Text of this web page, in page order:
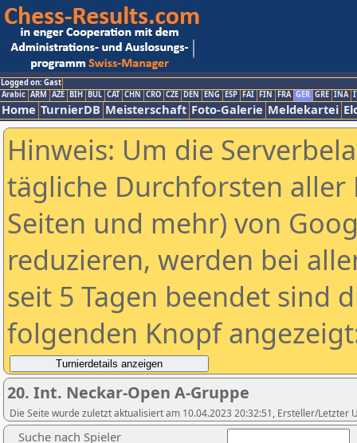
Logged on: Gast
Arabic ARM AZE BIH BUL CAT CHN CRO CZE DEN ENG ESP FAI FIN FRA GER GRE INA
Home TurnierDB Meisterschaft Foto-Galerie Meldekartei
Hinweis: Um die
tägliche Durchforsten aller
Seiten und mehr) von
reduzieren, werden bei
seit 5 Tagen beendet sind
folgenden Knopf
20. Int. Neckar-Open A-Gruppe
Die Seite wurde zuletzt aktualisiert am 10.04.2023 20:32:51, Ersteller/Letzter
Suche nach Spieler